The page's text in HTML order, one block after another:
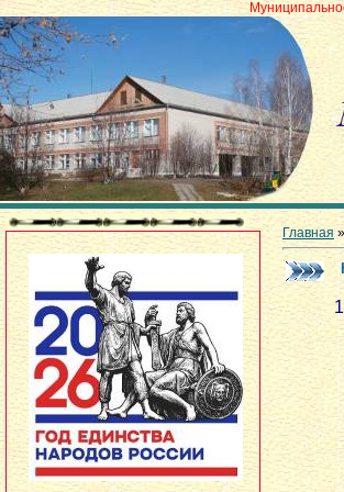
Муниципальное
Главная »